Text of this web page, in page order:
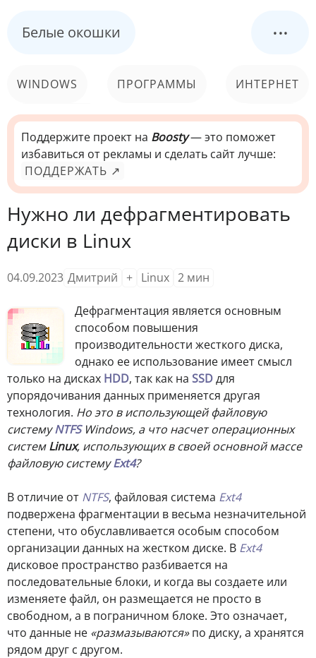
Белые окошки ...
WINDOWS ПРОГРАММЫ ИНТЕРНЕТ
КОМПЬЮТЕР
СИСТЕМА
Поддержите проект на Boosty— это поможет
избавиться от рекламы и сделать сайт лучше:
ПОДДЕРЖАТЬ ↗
Нужно ли дефрагментировать
диски в Linux
04.09.2023 Дмитрий + Linux 2 мин
Дефрагментация является основным
способом повышения
производительности жесткого диска,
однако ее использование имеет смысл
только на дисках HDD, так как на SSDдля
упорядочивания данных применяется другая
технология. Но это в использующей файловую
системуNTFSWindows, а что насчет операционных
системLinux, использующих в своей основной массе
файловую системуExt4?
В отличие от NTFS, файловая система Ext4
подвержена фрагментации в весьма незначительной
степени, что обуславливается особым способом
организации данных на жестком диске. В Ext4
дисковое пространство разбивается на
последовательные блоки, и когда вы создаете или
изменяете файл, он размещается не просто в
свободном, а в пограничном блоке. Это означает,
что данные не «размазываются»по диску, а хранятся
рядом друг с другом.